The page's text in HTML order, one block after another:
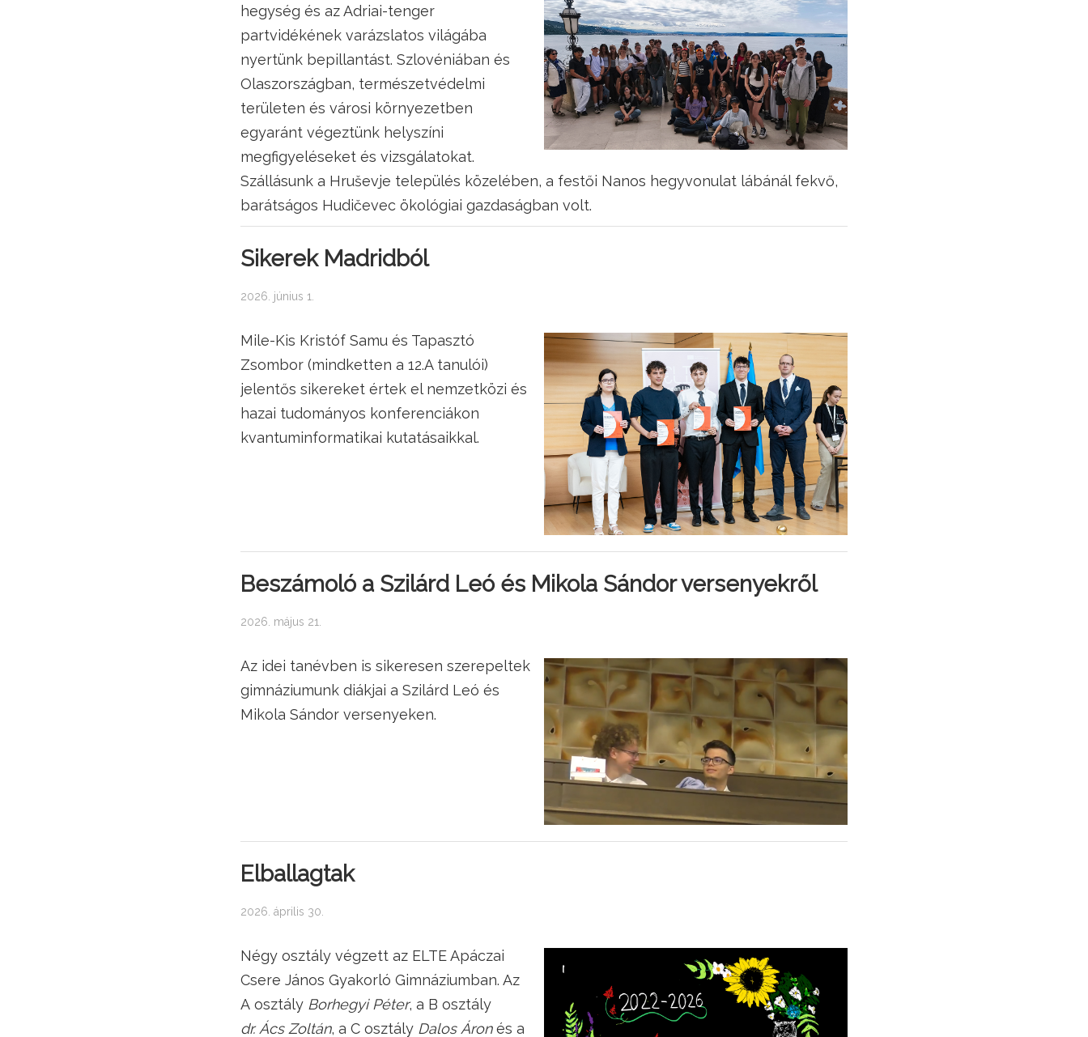
hegység és az Adriai-tenger
partvidékének varázslatos világába
nyertünk bepillantást. Szlovéniában és
Olaszországban, természetvédelmi
területen és városi környezetben
egyaránt végeztünk helyszíni
megfigyeléseket és vizsgálatokat.
Szállásunk a Hruševje település közelében, a festői Nanos hegyvonulat lábánál fekvő,
barátságos Hudičevec ökológiai gazdaságban volt.
Sikerek Madridból
2026. június 1.
Mile-Kis Kristóf Samu és Tapasztó
Zsombor (mindketten a 12.A tanulói)
jelentős sikereket értek el nemzetközi és
hazai tudományos konferenciákon
kvantuminformatikai kutatásaikkal.
Beszámoló a Szilárd Leó és Mikola Sándor versenyekről
2026. május 21.
Az idei tanévben is sikeresen szerepeltek
gimnáziumunk diákjai a Szilárd Leó és
Mikola Sándor versenyeken.
Elballagtak
2026. április 30.
Négy osztály végzett az ELTE Apáczai
Csere János Gyakorló Gimnáziumban. Az
A osztály Borhegyi Péter, a B osztály
dr. Ács Zoltán, a C osztály Dalos Áronés a